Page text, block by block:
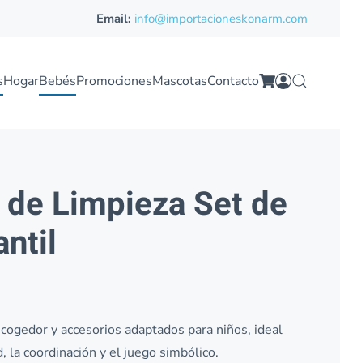
Email: info@importacioneskonarm.com
HogarBebésPromocionesMascotasContacto
Limpieza Set de
y accesorios adaptados para niños, ideal
la coordinación y el juego simbólico.